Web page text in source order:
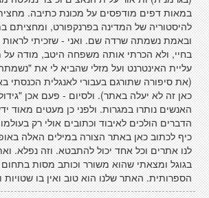
במאות דפים מודפסים על מכונת כתיבה.
להיסטוריה של המדינה בפרנקפורט, ומחציתם
ובאמת נשמתה שרדה שם. ואני - שזכיתי
בחיי, ולא הכרתי אותה משפחה היטב, מודה על
עליית האינטרנט ועל מזלי שהביא לי את
(את סיפורה שתורגם בעבורי לאנגלית הכנסתי
כאן זה לא יעלה באתר). ולסיום - פעם אכן
האנשים נותרו במגרות. ולפני כן מעטים מאוד
הדברים הולכים לאיבוד וכתובים אולי רק
כיף לכתוב כאן באתר הצורה במילים האלה
לנו אתרים וכל אחד יכול להתבטא. וזה נפלא.
בגוגל ומצאתי שהוא משורר וכותב מסות
הספרותית. האתר שלנו הוא טוב ואין בו שטויות